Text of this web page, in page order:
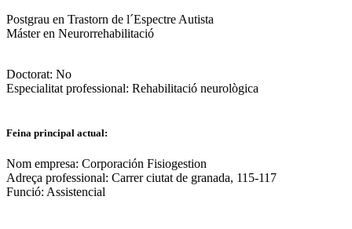
Postgrau en Trastorn de l´Espectre Autista
Máster en Neurorrehabilitació
Doctorat: No
Especialitat professional: Rehabilitació neurològica
Feina principal actual:
Nom empresa: Corporación Fisiogestion
Adreça professional: Carrer ciutat de granada, 115-117
Funció: Assistencial